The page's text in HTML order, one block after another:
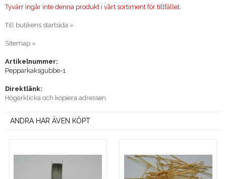
Tyvärr ingår inte denna produkt i vårt sortiment för tillfället.
Till butikens startsida »
Sitemap »
Artikelnummer:
Pepparkaksgubbe-1
Direktlänk:
Högerklicka och kopiera adressen
ANDRA HAR ÄVEN KÖPT